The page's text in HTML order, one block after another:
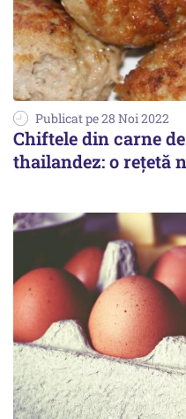
Publicat pe 28 Noi 2022
Chiftele din carne
thailandez: o rețetă